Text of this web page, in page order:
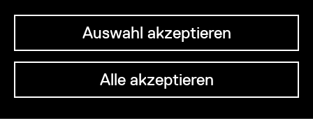
Auswahl akzeptieren
Alle akzeptieren